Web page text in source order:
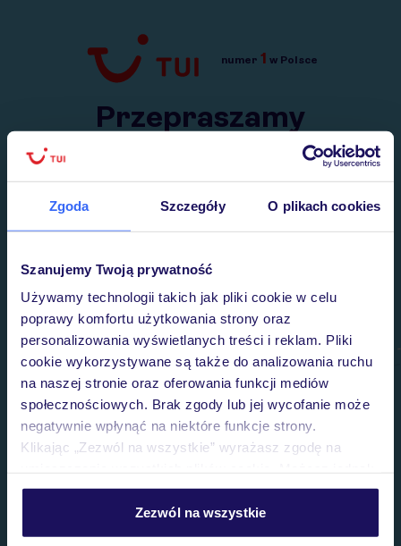
Zgoda Szczegóły O plikach cookies
Szanujemy Twoją prywatność
Używamy technologii takich jak pliki cookie w celu
poprawy komfortu użytkowania strony oraz
personalizowania wyświetlanych treści i reklam. Pliki
cookie wykorzystywane są także do analizowania ruchu
na naszej stronie oraz oferowania funkcji mediów
społecznościowych. Brak zgody lub jej wycofanie może
negatywnie wpłynąć na niektóre funkcje strony.
Klikając „Zezwól na wszystkie” wyrażasz zgodę na
personalizować swój wybór wchodząc w zakładkę
Szczegółowe informacje o plikach cookie znajdziesz
Zezwól na wszystkie
Przejdź do TUI.pl
numer 1 w Polsce
Przepraszamy
Wysłaliśmy nasz serwis na krótkie wakacje.